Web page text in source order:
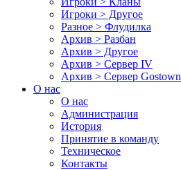
Игроки > Другое
Разное > Флудилка
Архив > Разбан
Архив > Другое
Архив > Сервер IV
Архив > Сервер Gostown
О нас
О нас
Администрация
История
Принятие в команду
Техническое
Контакты